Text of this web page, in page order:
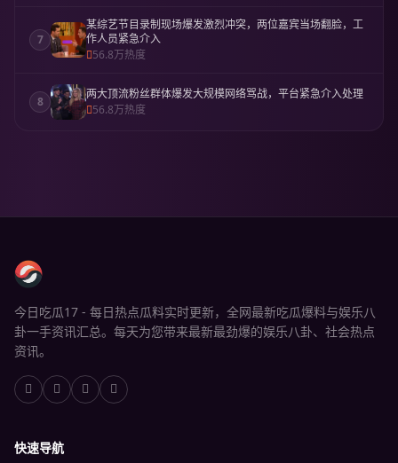
7
某综艺节目录制现场爆发激烈冲突，两位嘉宾当场翻脸，工
作人员紧急介入
56.8万热度
8
两大顶流粉丝群体爆发大规模网络骂战，平台紧急介入处理
56.8万热度
今日吃瓜17 - 每日热点瓜料实时更新，全网最新吃瓜爆料与娱乐八
卦一手资讯汇总。每天为您带来最新最劲爆的娱乐八卦、社会热点
资讯。
快速导航